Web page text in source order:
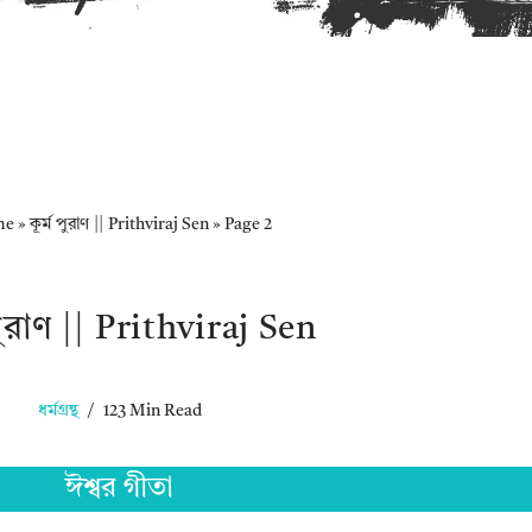
»কূর্ম পুরাণ || Prithviraj Sen » Page 2
|| Prithviraj Sen
ধর্মগ্রন্থ 123 Min Read
ঈশ্বর গীতা